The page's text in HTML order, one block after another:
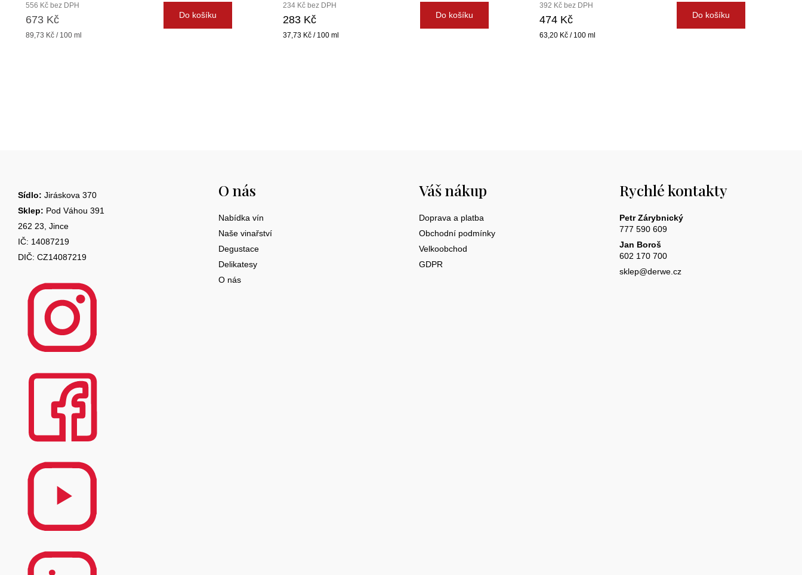
556 Kč bez DPH
673 Kč
Měrná
89,73 Kč / 100 ml
Do košíku
234 Kč bez DPH
283 Kč
Měrná
37,73 Kč / 100 ml
Do košíku
392 Kč bez DPH
474 Kč
Měrná
63,20 Kč / 100 ml
Do košíku
Sídlo: Jiráskova 370
Sklep: Pod Váhou 391
262 23, Jince
IČ: 14087219
DIČ: CZ14087219
O nás
Nabídka vín
Naše vinařství
Degustace
Delikatesy
O nás
Váš nákup
Doprava a platba
Obchodní podmínky
Velkoobchod
GDPR
Rychlé kontakty
Petr Zárybnický
777 590 609
Jan Boroš
602 170 700
sklep@derwe.cz